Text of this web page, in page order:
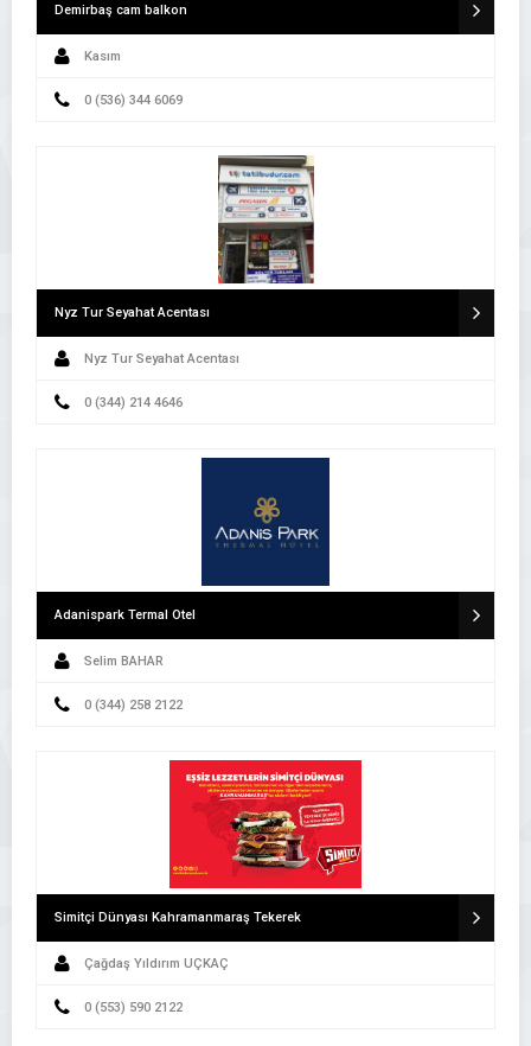
Demirbaş cam balkon
Kasım
0 (536) 344 6069
Nyz Tur Seyahat Acentası
Nyz Tur Seyahat Acentası
0 (344) 214 4646
Adanispark Termal Otel
Selim BAHAR
0 (344) 258 2122
Simitçi Dünyası Kahramanmaraş Tekerek
Çağdaş Yıldırım UÇKAÇ
0 (553) 590 2122